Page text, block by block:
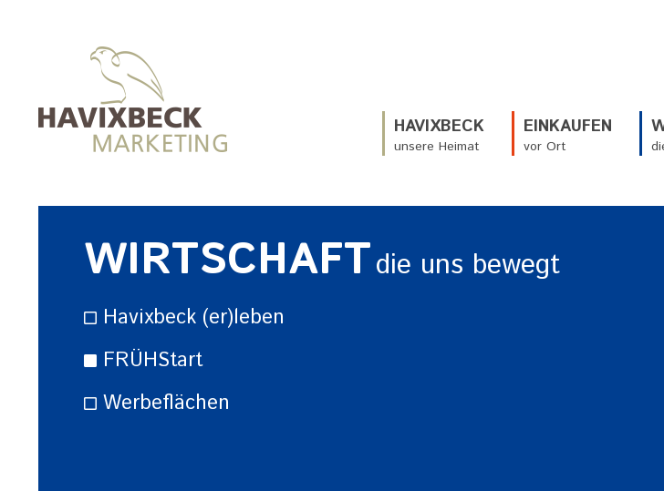
HAVIXBECK
unsere Heimat
EINKAUFEN
vor Ort
WIRTSCHAFTdie uns bewegt
Havixbeck (er)leben
FRÜHStart
Werbeflächen